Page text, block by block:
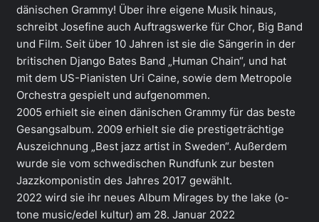
dänischen Grammy! Über ihre eigene Musik hinaus,
schreibt Josefine auch Auftragswerke für Chor, Big Band
und Film. Seit über 10 Jahren ist sie die Sängerin in der
britischen Django Bates Band „Human Chain“, und hat
mit dem US-Pianisten Uri Caine, sowie dem Metropole
Orchestra gespielt und aufgenommen.
2005 erhielt sie einen dänischen Grammy für das beste
Gesangsalbum. 2009 erhielt sie die prestigeträchtige
Auszeichnung „Best jazz artist in Sweden“. Außerdem
wurde sie vom schwedischen Rundfunk zur besten
Jazzkomponistin des Jahres 2017 gewählt.
2022 wird sie ihr neues Album Mirages by the lake (o-
tone music/edel kultur) am 28. Januar 2022